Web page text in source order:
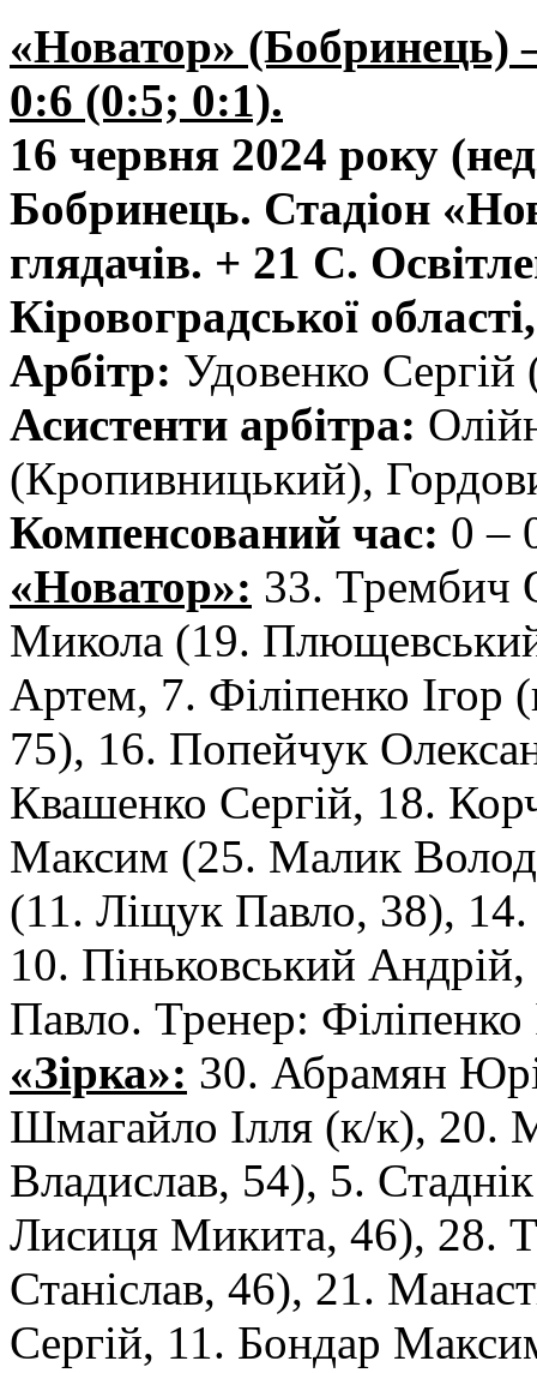
«Новатор» (Бобринець)
0:6 (0:5; 0:1).
16 червня 2024 року
Бобринець. Стадіон
глядачів. + 21 С.
Кіровоградської
Арбітр: Удовенко
Асистенти арбітра:
(Кропивницький),
Компенсований час: 0 –
«Новатор»: 33. Трембич
Микола (19.
Артем, 7. Філіпенко Ігор
75), 16. Попейчук
Квашенко Сергій, 18.
Максим (25. Малик
(11. Ліщук Павло, 38), 14.
10. Піньковський
Павло. Тренер: Філіпенко
«Зірка»: 30. Абрамян
Шмагайло Ілля (к/к), 20.
Владислав, 54), 5.
Лисиця Микита, 46), 28.
Станіслав, 46), 21.
Сергій, 11. Бондар